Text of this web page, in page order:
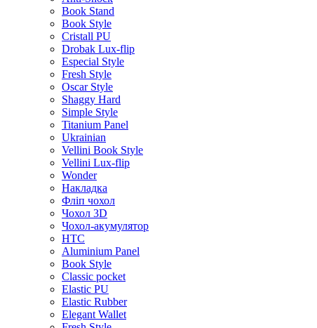
Book Stand
Book Style
Cristall PU
Drobak Lux-flip
Especial Style
Fresh Style
Oscar Style
Shaggy Hard
Simple Style
Titanium Panel
Ukrainian
Vellini Book Style
Vellini Lux-flip
Wonder
Накладка
Фліп чохол
Чохол 3D
Чохол-акумулятор
HTC
Aluminium Panel
Book Style
Classic pocket
Elastic PU
Elastic Rubber
Elegant Wallet